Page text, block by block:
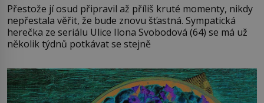
Přestože jí osud připravil až příliš kruté momenty, nikdy
nepřestala věřit, že bude znovu šťastná. Sympatická
herečka ze seriálu Ulice Ilona Svobodová (64) se má už
několik týdnů potkávat se stejně